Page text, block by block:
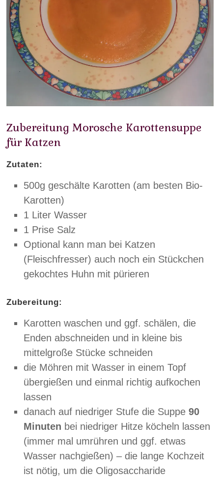
Zubereitung Morosche Karottensuppe
für Katzen
Zutaten:
500g geschälte Karotten (am besten Bio-
Karotten)
1 Liter Wasser
1 Prise Salz
Optional kann man bei Katzen
(Fleischfresser) auch noch ein Stückchen
gekochtes Huhn mit pürieren
Zubereitung:
Karotten waschen und ggf. schälen, die
Enden abschneiden und in kleine bis
mittelgroße Stücke schneiden
die Möhren mit Wasser in einem Topf
übergießen und einmal richtig aufkochen
lassen
danach auf niedriger Stufe die Suppe90
Minuten bei niedriger Hitze köcheln lassen
(immer mal umrühren und ggf. etwas
Wasser nachgießen) – die lange Kochzeit
ist nötig, um die Oligosaccharide